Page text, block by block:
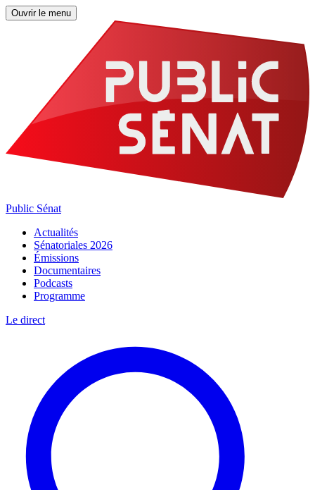
Ouvrir le menu
Public Sénat
Actualités
Sénatoriales 2026
Émissions
Documentaires
Podcasts
Programme
Le direct